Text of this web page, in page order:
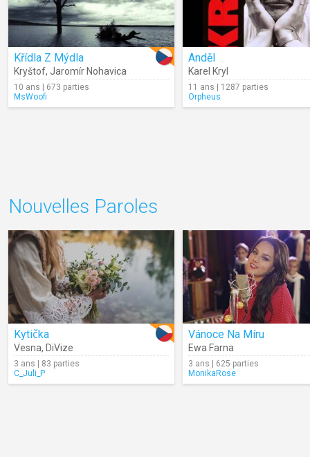
Křídla Z Mýdla
Kryštof, Jaromír Nohavica
10 ans | 673 parties
MsWoofi
Anděl
Karel Kryl
11 ans | 1287 parties
Orpheus
Nouvelles Paroles
Kytička
Vesna, DiVize
3 ans | 83 parties
C_Juli_P
Vánoce Na Míru
Ewa Farna
3 ans | 625 parties
MonikaRose